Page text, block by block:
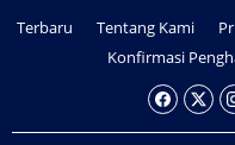
Terbaru Tentang Kami
Konfirmasi